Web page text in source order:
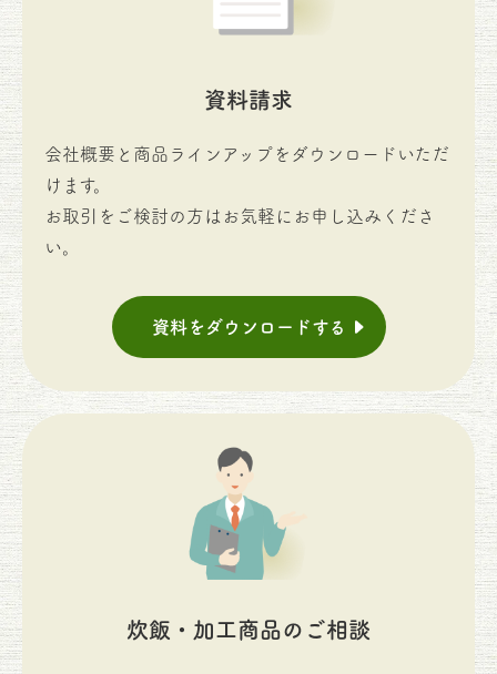
資料請求
会社概要と商品ラインアップをダウンロードいただ
けます。
お取引をご検討の方はお気軽にお申し込みくださ
い。
資料をダウンロードする
炊飯・加工商品のご相談